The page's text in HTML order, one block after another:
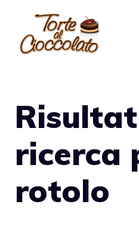
contenuto
ricerca
rotolo